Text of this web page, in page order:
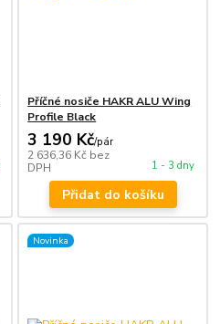
Příčné nosiče HAKR ALU Wing
Profile Black
3 190 Kč/pár
2 636,36 Kč bez
DPH
1 - 3 dny
Přidat do košíku
Novinka